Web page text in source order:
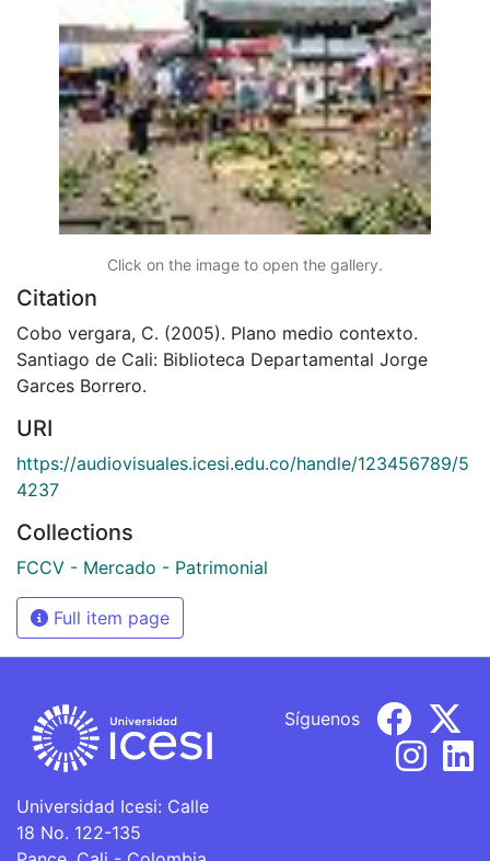
Click on the image to open the gallery.
Citation
Cobo vergara, C. (2005). Plano medio contexto.
Santiago de Cali: Biblioteca Departamental Jorge
Garces Borrero.
URI
https://audiovisuales.icesi.edu.co/handle/123456789/5
4237
Collections
FCCV - Mercado - Patrimonial
Full item page
Universidad Icesi: Calle
18 No. 122-135
Síguenos